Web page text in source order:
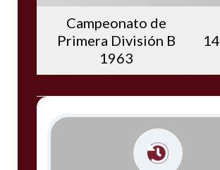
Campeonato de
Primera División B
1963
14